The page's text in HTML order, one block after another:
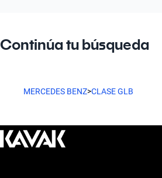
Continúa tu búsqueda
MERCEDES BENZ>CLASE GLB